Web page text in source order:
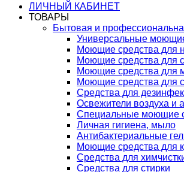
ЛИЧНЫЙ КАБИНЕТ
ТОВАРЫ
Бытовая и
Универсальные
Моющие средства для
Моющие средства для
Моющие средства для
Моющие средства для
Средства для
Освежители воздуха и
Специальные моющие
Личная гигиена, мыло
Антибактериальные
Моющие средства для
Средства для
Средства для стирки